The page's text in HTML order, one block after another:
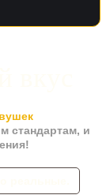
стандартам, и